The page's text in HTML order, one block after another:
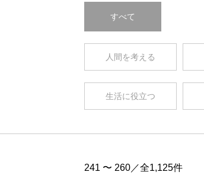
すべて
人間を考える
生活に役立つ
241 〜 260／全1,125件